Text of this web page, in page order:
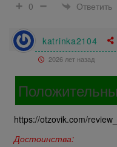
0
Ответить
katrinka2104
2026 лет назад
https://otzovik.com/
Достоинства: